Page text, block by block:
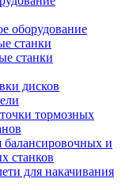
оборудование
станки
станки
дисков
тормозных
балансировочных и
станков
для накачивания